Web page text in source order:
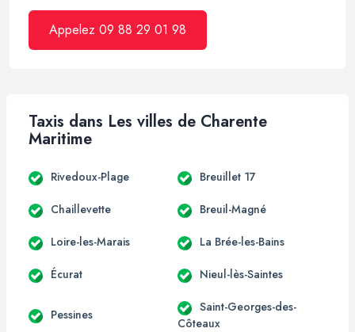
Appelez 09 88 29 01 98
Taxis dans Les villes de Charente
Maritime
Rivedoux-Plage Breuillet 17
Chaillevette Breuil-Magné
Loire-les-Marais La Brée-les-Bains
Écurat Nieul-lès-Saintes
Pessines
Saint-Georges-des-
Côteaux